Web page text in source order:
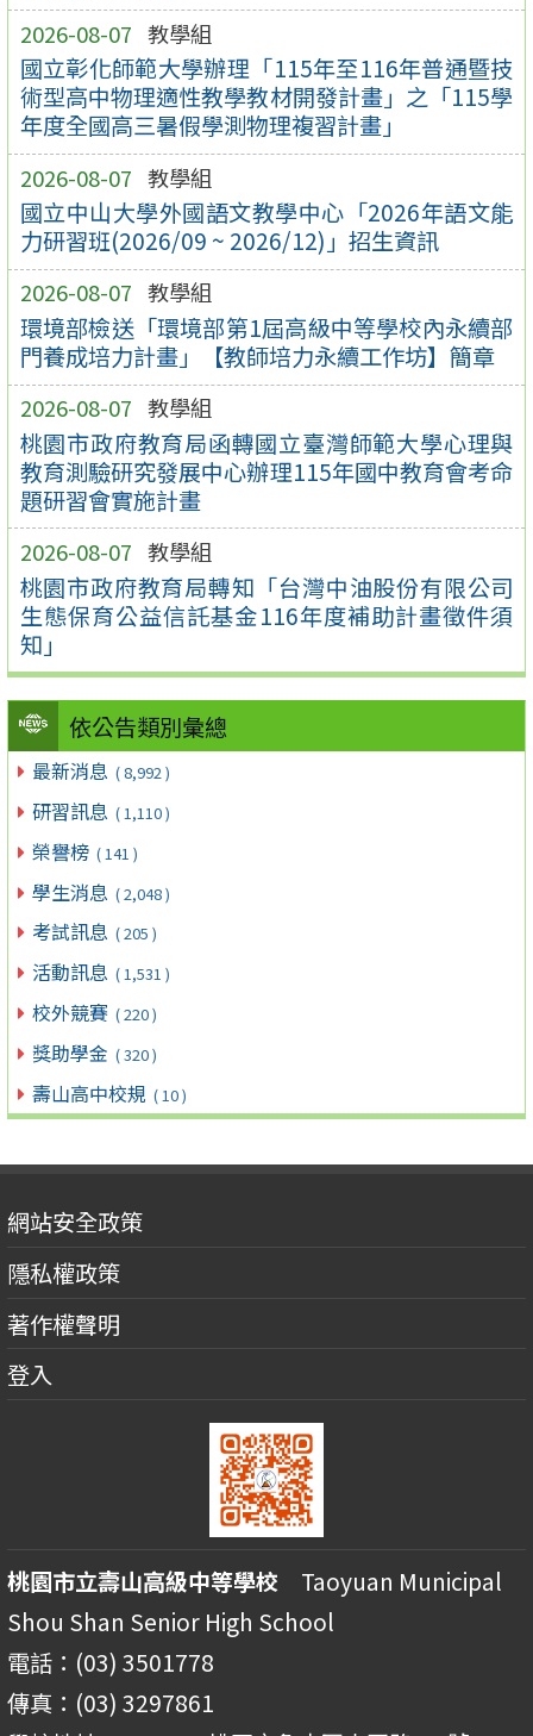
2026-08-07 教學組
國立彰化師範大學辦理「115年至116年普通暨技
術型高中物理適性教學教材開發計畫」之「115學
年度全國高三暑假學測物理複習計畫」
2026-08-07 教學組
國立中山大學外國語文教學中心「2026年語文能
力研習班(2026/09 ~ 2026/12)」招生資訊
2026-08-07 教學組
環境部檢送「環境部第1屆高級中等學校內永續部
門養成培力計畫」【教師培力永續工作坊】簡章
2026-08-07 教學組
桃園市政府教育局函轉國立臺灣師範大學心理與
教育測驗研究發展中心辦理115年國中教育會考命
題研習會實施計畫
2026-08-07 教學組
桃園市政府教育局轉知「台灣中油股份有限公司
生態保育公益信託基金116年度補助計畫徵件須
知」
依公告類別彙總
最新消息 ( 8,992 )
研習訊息 ( 1,110 )
榮譽榜 ( 141 )
學生消息 ( 2,048 )
考試訊息 ( 205 )
活動訊息 ( 1,531 )
校外競賽 ( 220 )
獎助學金 ( 320 )
壽山高中校規 ( 10 )
網站安全政策
隱私權政策
著作權聲明
登入
桃園市立壽山高級中等學校 Taoyuan Municipal
Shou Shan Senior High School
電話：(03) 3501778
傳真：(03) 3297861